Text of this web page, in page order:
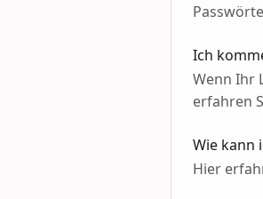
Ich
Wenn Ihr
erfahren
Wie kann
Hier